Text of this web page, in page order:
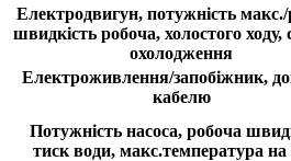
Електродвигун, потужність макс./
швидкість робоча, холостого ходу,
охолодження
Електроживлення/запобіжник,
кабелю
Потужність насоса, робоча
тиск води, макс.температура на